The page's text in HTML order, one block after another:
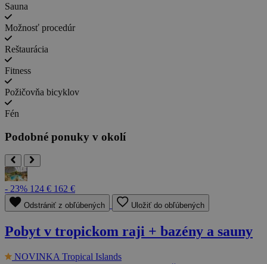
Sauna
Možnosť procedúr
Reštaurácia
Fitness
Požičovňa bicyklov
Fén
Podobné ponuky v okolí
- 23% 124 € 162 €
Odstrániť z obľúbených Uložiť do obľúbených
Pobyt v tropickom raji + bazény a sauny
NOVINKA Tropical Islands